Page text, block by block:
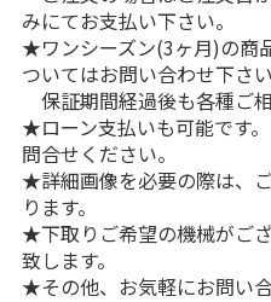
みにてお支払い下さい。
★ワンシーズン(3ヶ月)の商
ついてはお問い合わせ下さい
保証期間経過後も各種ご相
★ローン支払いも可能です
問合せください。
★詳細画像を必要の際は、
ります。
★下取りご希望の機械がご
致します。
★その他、お気軽にお問い合